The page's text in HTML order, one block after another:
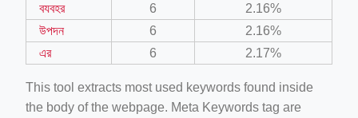
বযবহর
6
2.16%
উপদন
6
2.16%
এর
6 2.17%
This tool extracts most used keywords found inside
the body of the webpage. Meta Keywords tag are